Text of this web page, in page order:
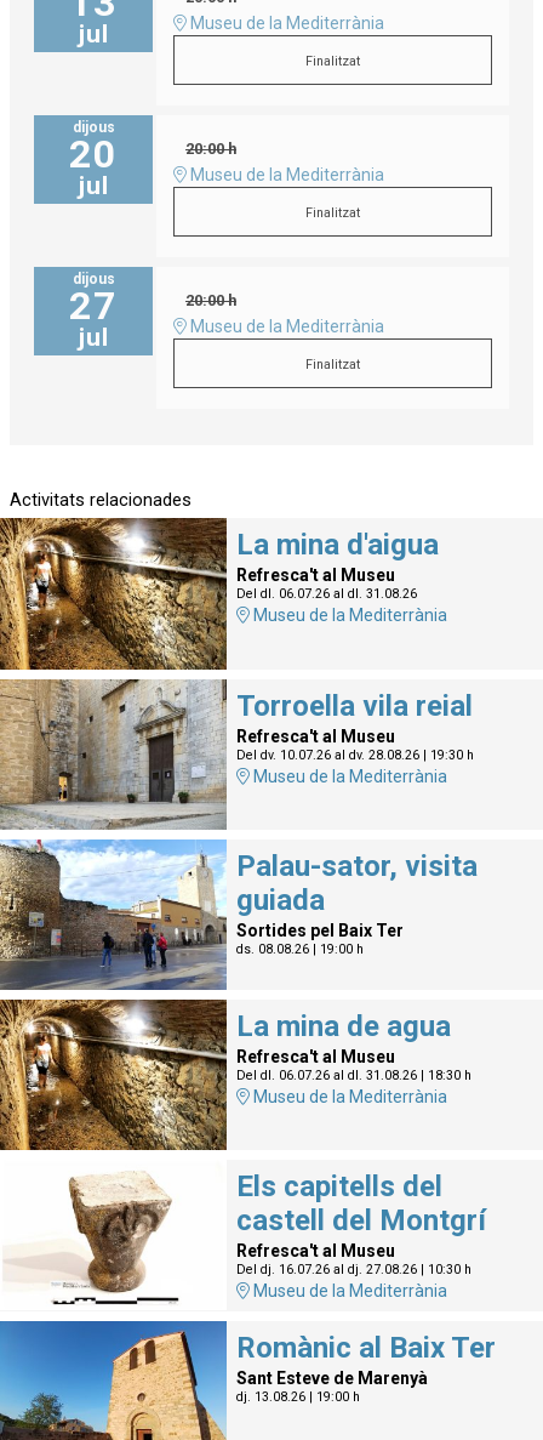
jul Museu de la Mediterrània
Finalitzat
dijous
20
jul
20:00 h
Museu de la Mediterrània
Finalitzat
dijous
27
jul
20:00 h
Museu de la Mediterrània
Finalitzat
Activitats relacionades
La mina d'aigua
Refresca't al Museu
Del dl. 06.07.26al dl. 31.08.26
Museu de la Mediterrània
Torroella vila reial
Refresca't al Museu
Del dv. 10.07.26al dv. 28.08.26| 19:30 h
Museu de la Mediterrània
Palau-sator, visita
guiada
Sortides pel Baix Ter
ds. 08.08.26| 19:00 h
La mina de agua
Refresca't al Museu
Del dl. 06.07.26al dl. 31.08.26| 18:30 h
Museu de la Mediterrània
Els capitells del
castell del Montgrí
Refresca't al Museu
Del dj. 16.07.26al dj. 27.08.26| 10:30 h
Museu de la Mediterrània
Romànic al Baix Ter
Sant Esteve de Marenyà
dj. 13.08.26| 19:00 h